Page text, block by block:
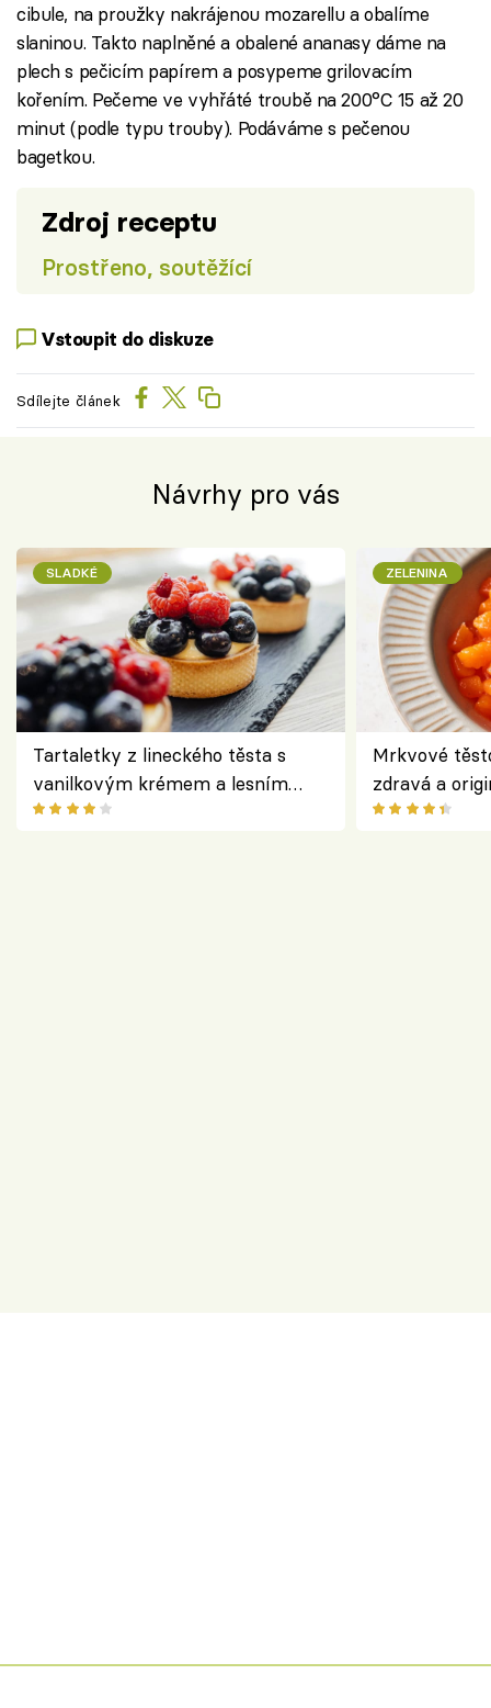
cibule, na proužky nakrájenou mozarellu a obalíme
slaninou. Takto naplněné a obalené ananasy dáme na
plech s pečicím papírem a posypeme grilovacím
kořením. Pečeme ve vyhřáté troubě na 200°C 15 až 20
minut (podle typu trouby). Podáváme s pečenou
bagetkou.
Zdroj receptu
Prostřeno, soutěžící
Vstoupit do diskuze
Sdílejte článek
Návrhy pro vás
SLADKÉ
Tartaletky z lineckého těsta s
vanilkovým krémem a lesním
ovocem podle Bread Society
ZELENINA
Mrkvové
zdravá a
klasiky